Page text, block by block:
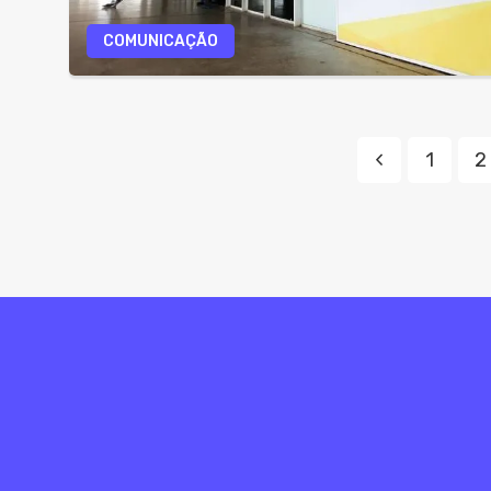
COMUNICAÇÃO
1 2